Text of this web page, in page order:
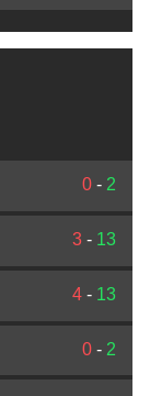
0 - 2
3 - 13
4 - 13
0 - 2